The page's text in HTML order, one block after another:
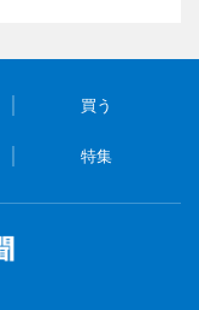
買う
特集